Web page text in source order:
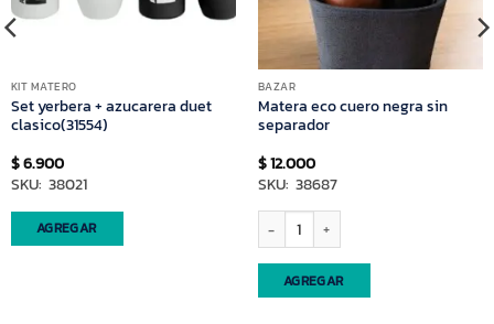
KIT MATERO
Set yerbera + azucarera duet
clasico(31554)
$6.900
SKU: 38021
AGREGAR
BAZAR
Matera eco cuero negra sin
separador
$12.000
SKU: 38687
Matera eco cuero negra sin separador
AGREGAR
cantidad